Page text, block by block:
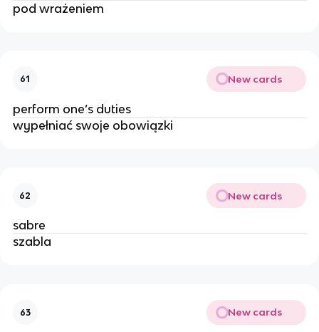
pod wrażeniem
61 New cards
perform one’s duties
wypełniać swoje obowiązki
62 New cards
sabre
szabla
63 New cards